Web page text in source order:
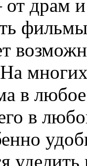
драм
в
в